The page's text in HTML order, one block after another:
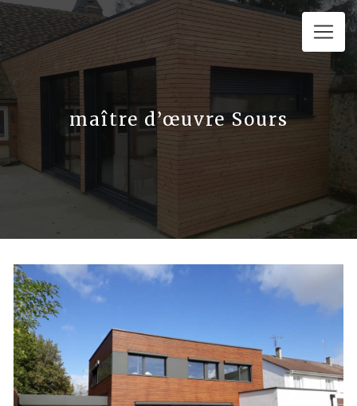
maître d’œuvre Sours
Panneau de gestion des cookies